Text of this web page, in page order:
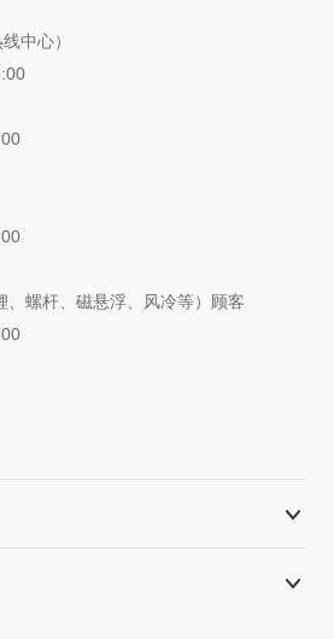
中心）
、螺杆、磁悬浮、风冷等）顾客